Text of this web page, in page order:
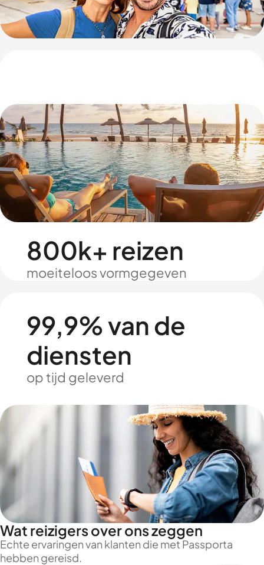
800k+ reizen
moeiteloos vormgegeven
99,9% van de
diensten
op tijd geleverd
Wat reizigers over ons zeggen
Echte ervaringen van klanten die met Passporta
hebben gereisd.